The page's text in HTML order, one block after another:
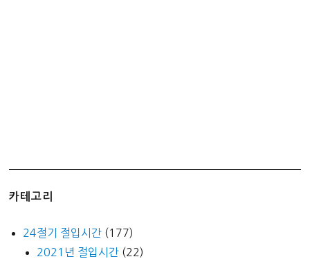
카테고리
24절기 절입시간 (177)
2021년 절입시간 (22)